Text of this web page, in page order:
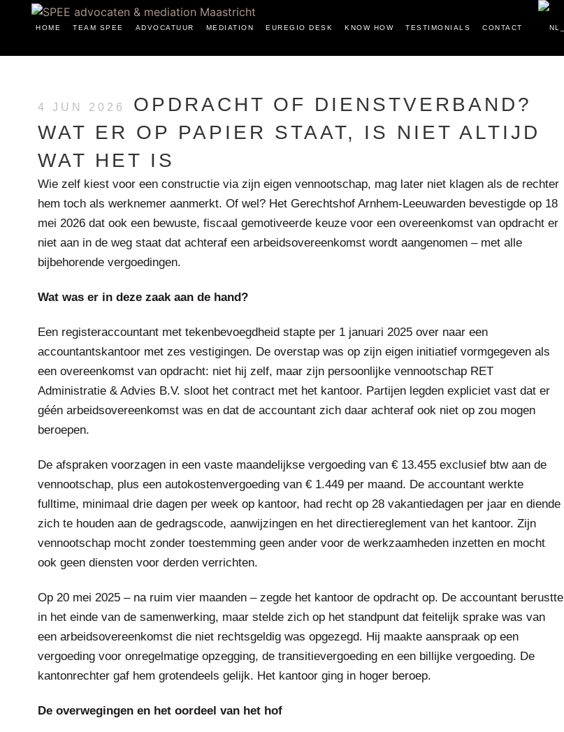
HOME TEAM SPEE ADVOCATUUR MEDIATION EUREGIO DESK KNOW HOW TESTIMONIALS CONTACT
4 JUN 2026
OPDRACHT OF DIENSTVERBAND?
WAT ER OP PAPIER STAAT, IS NIET ALTIJD
WAT HET IS
Wie zelf kiest voor een constructie via zijn eigen vennootschap, mag later niet klagen als de rechter
hem toch als werknemer aanmerkt. Of wel? Het Gerechtshof Arnhem-Leeuwarden bevestigde op 18
mei 2026 dat ook een bewuste, fiscaal gemotiveerde keuze voor een overeenkomst van opdracht er
niet aan in de weg staat dat achteraf een arbeidsovereenkomst wordt aangenomen – met alle
bijbehorende vergoedingen.
Wat was er in deze zaak aan de hand?
Een registeraccountant met tekenbevoegdheid stapte per 1 januari 2025 over naar een
accountantskantoor met zes vestigingen. De overstap was op zijn eigen initiatief vormgegeven als
een overeenkomst van opdracht: niet hij zelf, maar zijn persoonlijke vennootschap RET
Administratie & Advies B.V. sloot het contract met het kantoor. Partijen legden expliciet vast dat er
géén arbeidsovereenkomst was en dat de accountant zich daar achteraf ook niet op zou mogen
beroepen.
De afspraken voorzagen in een vaste maandelijkse vergoeding van € 13.455 exclusief btw aan de
vennootschap, plus een autokostenvergoeding van € 1.449 per maand. De accountant werkte
fulltime, minimaal drie dagen per week op kantoor, had recht op 28 vakantiedagen per jaar en diende
zich te houden aan de gedragscode, aanwijzingen en het directiereglement van het kantoor. Zijn
vennootschap mocht zonder toestemming geen ander voor de werkzaamheden inzetten en mocht
ook geen diensten voor derden verrichten.
Op 20 mei 2025 – na ruim vier maanden – zegde het kantoor de opdracht op. De accountant berustte
in het einde van de samenwerking, maar stelde zich op het standpunt dat feitelijk sprake was van
een arbeidsovereenkomst die niet rechtsgeldig was opgezegd. Hij maakte aanspraak op een
vergoeding voor onregelmatige opzegging, de transitievergoeding en een billijke vergoeding. De
kantonrechter gaf hem grotendeels gelijk. Het kantoor ging in hoger beroep.
De overwegingen en het oordeel van het hof